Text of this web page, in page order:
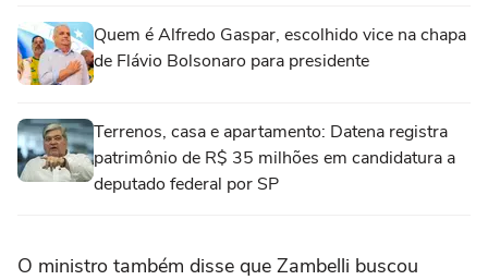
Quem é Alfredo Gaspar, escolhido vice na chapa
de Flávio Bolsonaro para presidente
Terrenos, casa e apartamento: Datena registra
patrimônio de R$ 35 milhões em candidatura a
deputado federal por SP
O ministro também disse que Zambelli buscou